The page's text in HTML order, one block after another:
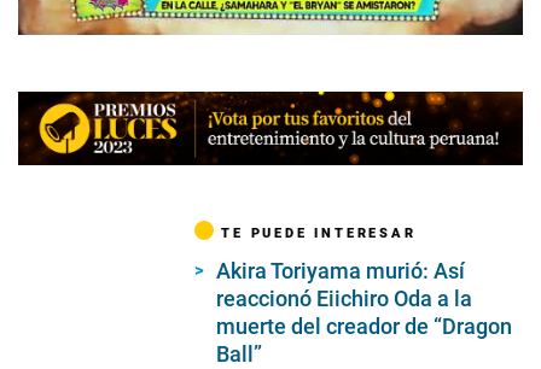
TE PUEDE INTERESAR
Akira Toriyama murió: Así
reaccionó Eiichiro Oda a la
muerte del creador de “Dragon
Ball”